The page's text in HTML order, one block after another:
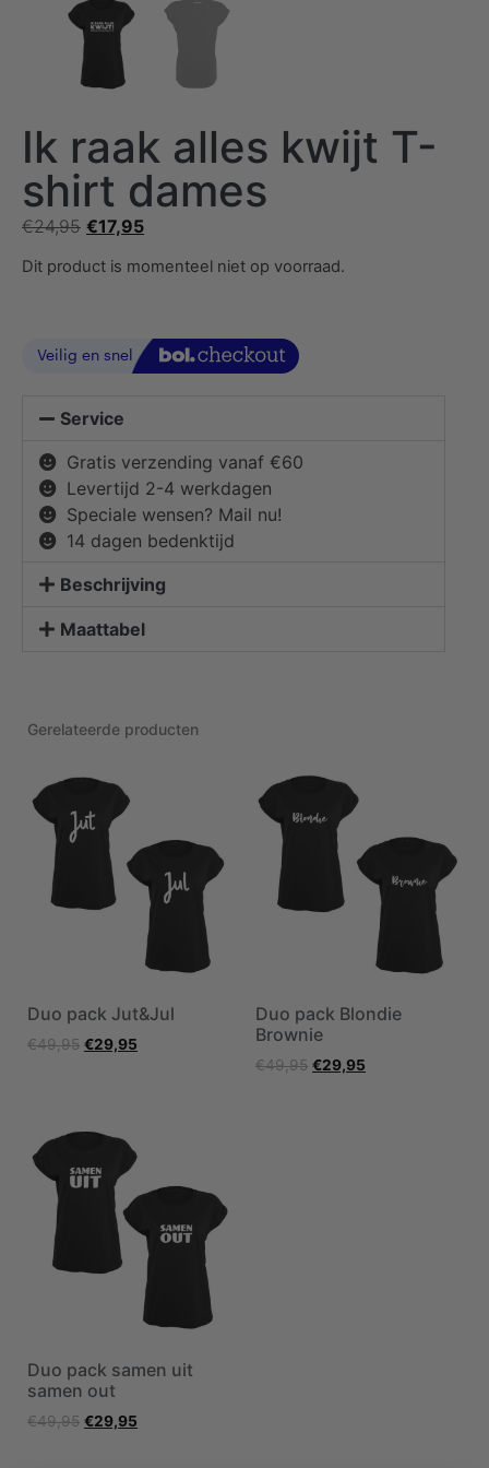
Ik raak alles kwijt T-
shirt dames
€24,95 €17,95
Dit product is momenteel niet op voorraad.
Service
Gratis verzending vanaf €60
Levertijd 2-4 werkdagen
Speciale wensen? Mail nu!
14 dagen bedenktijd
Beschrijving
Maattabel
Gerelateerde producten
Duo pack Jut&Jul
€49,95 €29,95
Duo pack Blondie
Brownie
€49,95 €29,95
Duo pack samen uit
samen out
€49,95 €29,95